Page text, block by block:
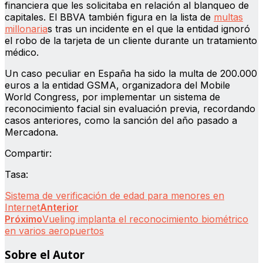
financiera que les solicitaba en relación al blanqueo de
capitales. El BBVA también figura en la lista de multas
millonarias tras un incidente en el que la entidad ignoró
el robo de la tarjeta de un cliente durante un tratamiento
médico.
Un caso peculiar en España ha sido la multa de 200.000
euros a la entidad GSMA, organizadora del Mobile
World Congress, por implementar un sistema de
reconocimiento facial sin evaluación previa, recordando
casos anteriores, como la sanción del año pasado a
Mercadona.
Compartir:
Tasa:
Sistema de verificación de edad para menores en
InternetAnterior
PróximoVueling implanta el reconocimiento biométrico
en varios aeropuertos
Sobre el Autor